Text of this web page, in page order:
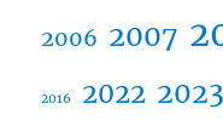
2006 2007
2016 2022 2023